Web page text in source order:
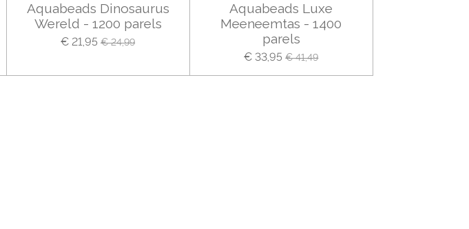
Aquabeads Dinosaurus
Wereld - 1200 parels
€ 21,95 € 24,99
Aquabeads Luxe
Meeneemtas - 1400
parels
€ 33,95 € 41,49